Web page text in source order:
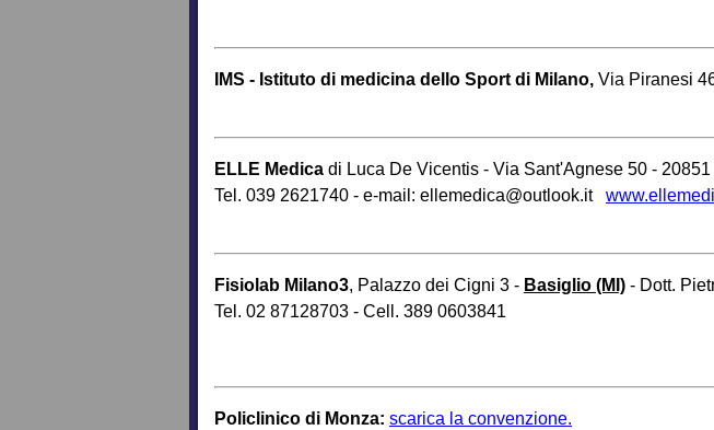
IMS - Istituto di medicina dello Sport di Milano, Via Piranesi
ELLE Medica di Luca De Vicentis - Via Sant'Agnese 50 - 20851
Tel. 039 2621740 - e-mail: ellemedica@outlook.it
Fisiolab Milano3, Palazzo dei Cigni 3 - Basiglio (MI) - Dott.
Tel. 02 87128703 - Cell. 389 0603841
Policlinico di Monza: scarica la convenzione.